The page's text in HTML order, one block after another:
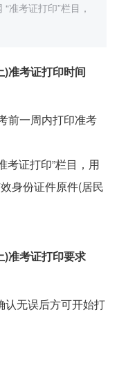
准考证打印”栏目，
准考证打印时间
前一周内打印准考
考证打印”栏目，用
身份证件原件(居民
)准考证打印要求
认无误后方可开始打